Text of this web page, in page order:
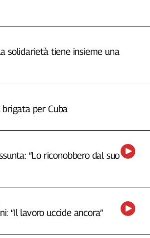
solidarietà tiene insieme una
per Cuba
“Lo riconobbero dal suo
“Il lavoro uccide ancora”